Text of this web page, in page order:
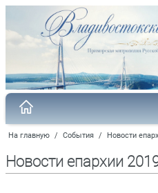
На главную / События / Новости
Новости епархии